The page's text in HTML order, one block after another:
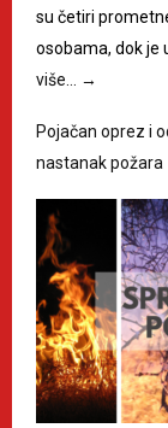
su četiri
osobama, dok je
više… →
Pojačan oprez i
nastanak požara